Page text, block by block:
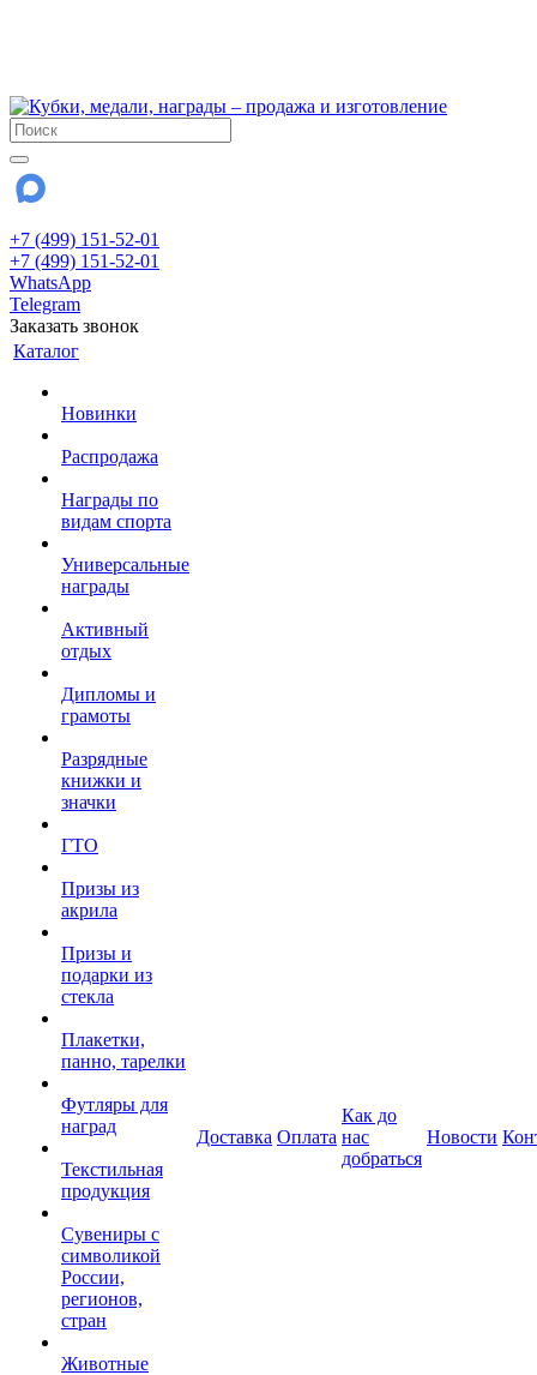
+7 (499) 151-52-01
+7 (499) 151-52-01
WhatsApp
Telegram
Заказать звонок
Каталог
Новинки
Распродажа
Награды по
видам спорта
Универсальные
награды
Активный
отдых
Дипломы и
грамоты
Разрядные
книжки и
значки
ГТО
Призы из
акрила
Призы и
подарки из
стекла
Плакетки,
панно, тарелки
Футляры для
наград
Текстильная
продукция
Сувениры с
символикой
России,
регионов,
стран
Животные
Доставка Оплата
Как до
нас
добраться
Новости